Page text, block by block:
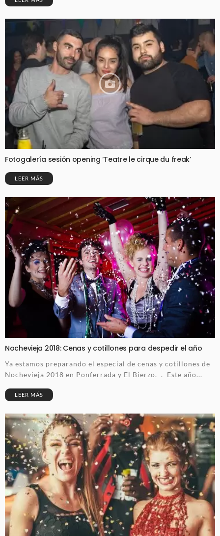
Fotogalería sesión opening ‘Teatre le cirque du freak’
LEER MÁS
Nochevieja 2018: Cenas y cotillones para despedir el año
Ya estamos preparando el especial de cenas y cotillones de
Nochevieja 2018 en Ponferrada y El Bierzo. . Este año...
LEER MÁS